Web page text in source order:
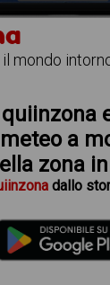
mondo
a
zona
dallo